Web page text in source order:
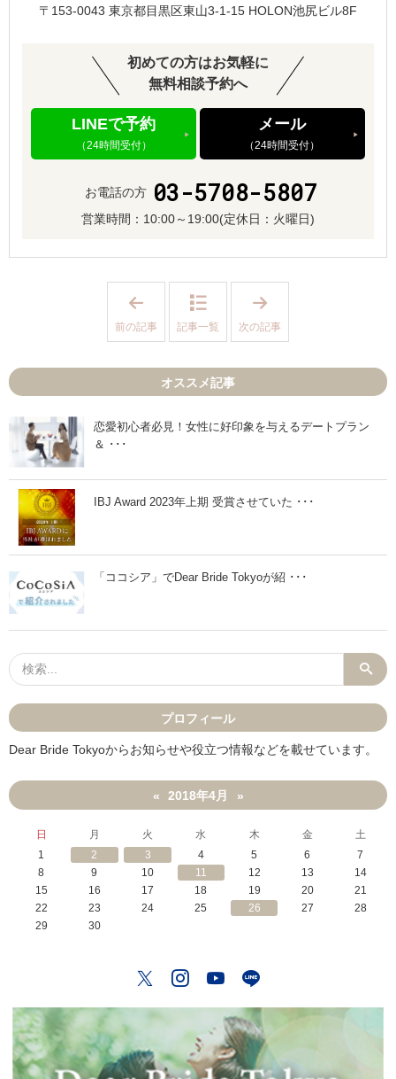
〒153-0043 東京都目黒区東山3-1-15 HOLON池尻ビル8F
初めての方はお気軽に
無料相談予約へ
LINEで予約
（24時間受付）
メール
（24時間受付）
お電話の方 03-5708-5807
営業時間： 10:00～19:00(定休日：火曜日)
1
円
O
F
キ
ャ
の
せ
前の記事 記事一覧
ン
ル
ン
の
い
A
知
せ
次の記事
オススメ記事
恋愛初心者必見！女性に好印象を与えるデートプラン
＆ ･･･
IBJ Award 2023年上期 受賞させていた ･･･
「ココシア」でDear Bride Tokyoが紹 ･･･
プロフィール
Dear Bride Tokyoからお知らせや役立つ情報などを載せています。
« 2018年4月 »
日 月 火 水 木 金
土
1
2 3 4 5 6
7
8
9 10 11 12 13
14
15
16 17 18 19 20
21
22
23 24 25 26 27
28
29
30
TwitterInstagram
YouTube